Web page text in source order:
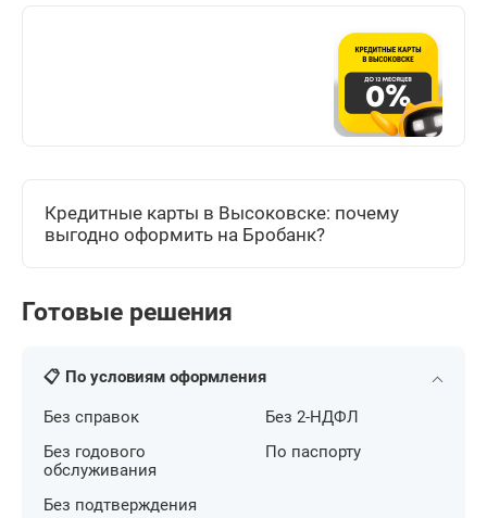
Кредитные карты в Высоковске: почему
выгодно оформить на Бробанк?
Готовые решения
📋 По условиям оформления
Без справок
Без годового
обслуживания
Без подтверждения
Без 2-НДФЛ
По паспорту